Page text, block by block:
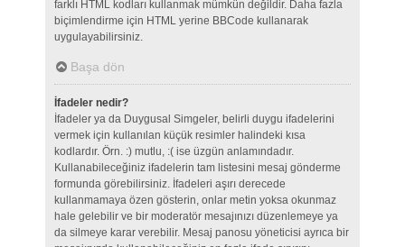
farklı HTML kodları kullanmak mümkün değildir. Daha fazla
biçimlendirme için HTML yerine BBCode kullanarak
uygulayabilirsiniz.
Başa dön
İfadeler nedir?
İfadeler ya da Duygusal Simgeler, belirli duygu ifadelerini
vermek için kullanılan küçük resimler halindeki kısa
kodlardır. Örn. :) mutlu, :( ise üzgün anlamındadır.
Kullanabileceğiniz ifadelerin tam listesini mesaj gönderme
formunda görebilirsiniz. İfadeleri aşırı derecede
kullanmamaya özen gösterin, onlar metin yoksa okunmaz
hale gelebilir ve bir moderatör mesajınızı düzenlemeye ya
da silmeye karar verebilir. Mesaj panosu yöneticisi ayrıca bir